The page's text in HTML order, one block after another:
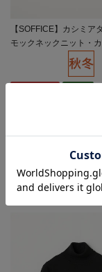
【SOFFICE】カシミア
モックネックニット・
袖ソフィーチェ秋冬【
4.0